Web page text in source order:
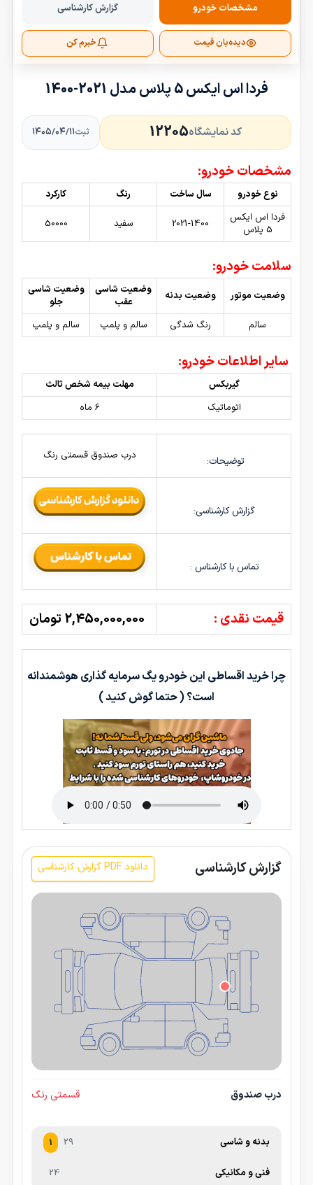
مشخصات خودرو گزارش کارشناسی
دیده‌بان قیمت خبرم کن
فردا اس ایکس 5 پلاس مدل 2021-1400
کد نمایشگاه12205 ثبت۱۴۰۵/۰۴/۱۱
مشخصات خودرو:
نوع خودرو سال ساخت رنگ
کارکرد
فردا اس ایکس
5 پلاس
2021-1400 سفید 50000
سلامت خودرو:
وضعیت موتور وضعیت بدنه
وضعیت شاسی
عقب
وضعیت شاسی
جلو
سالم
رنگ شدگی سالم و پلمپ سالم و پلمپ
سایر اطلاعات خودرو:
گیربکس
مهلت بیمه شخص ثالث
اتوماتیک
6 ماه
توضیحات: درب صندوق قسمتی رنگ
گزارش کارشناسی:
تماس با کارشناس :
قیمت نقدی : 2,450,000,000 تومان
چرا خرید اقساطی این خودرو یگ سرمایه گذاری هوشمندانه
است؟ ( حتما گوش کنید )
گزارش کارشناسی دانلود PDF گزارش کارشناسی
درب صندوق قسمتی رنگ
بدنه و شاسی 29
1
فنی و مکانیکی 24